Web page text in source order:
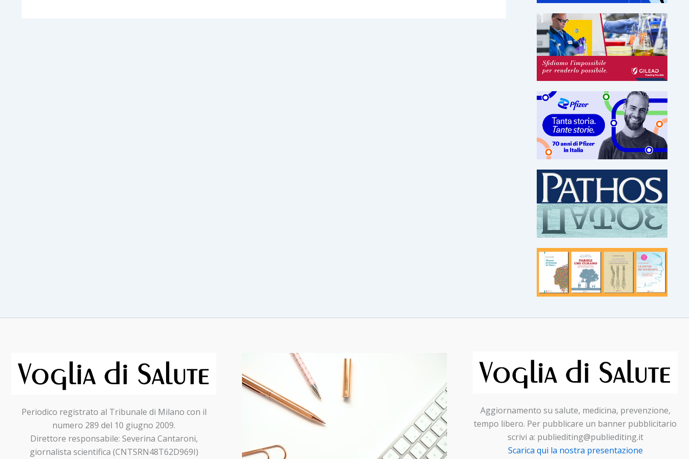
Periodico registrato al Tribunale di Milano con il
numero 289 del 10 giugno 2009.
Direttore responsabile: Severina Cantaroni,
giornalista scientifica (CNTSRN48T62D969I)
Aggiornamento su salute, medicina, prevenzione,
tempo libero. Per pubblicare un banner pubblicitario
scrivi a: publiediting@publiediting.it
Scarica qui la nostra presentazione